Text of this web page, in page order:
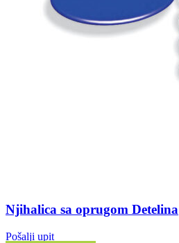
Njihalica sa oprugom Detelina
Pošalji upit